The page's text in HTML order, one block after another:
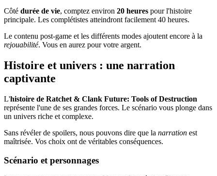
Côté durée de vie, comptez environ 20 heures pour l'histoire
principale. Les complétistes atteindront facilement 40 heures.
Le contenu post-game et les différents modes ajoutent encore à la
rejouabilité. Vous en aurez pour votre argent.
Histoire et univers : une narration
captivante
L'histoire de Ratchet & Clank Future: Tools of Destruction
représente l'une de ses grandes forces. Le scénario vous plonge dans
un univers riche et complexe.
Sans révéler de spoilers, nous pouvons dire que la narration est
maîtrisée. Vos choix ont de véritables conséquences.
Scénario et personnages